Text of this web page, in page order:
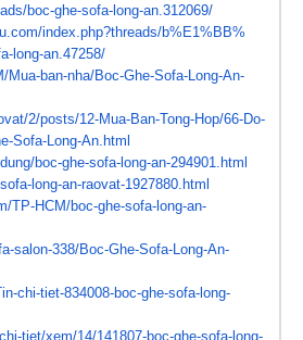
boc-ghe-sofa-long-an.312069/
com/index.php?threads/b%E1%BB%
long-an.47258/
Mua-ban-nha/Boc-Ghe-Sofa-Long-An-
2/posts/12-Mua-Ban-Tong-Hop/66-Do-
Sofa-Long-An.html
boc-ghe-sofa-long-an-294901. html
sofa-long-an-raovat-1927880. html
TP-HCM/boc-ghe-sofa-long-an-
salon-338/Boc-Ghe-Sofa-Long-An-
chi-tiet-834008-boc-ghe-sofa- long-
tiet/xem/14/141807-boc-ghe-sofa-long-